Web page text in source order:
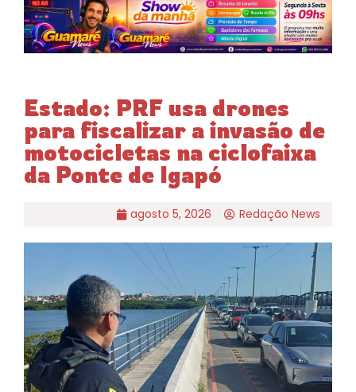
Estado: PRF usa drones
para fiscalizar a invasão de
motocicletas na ciclofaixa
da Ponte de Igapó
agosto 5, 2026 Redação News